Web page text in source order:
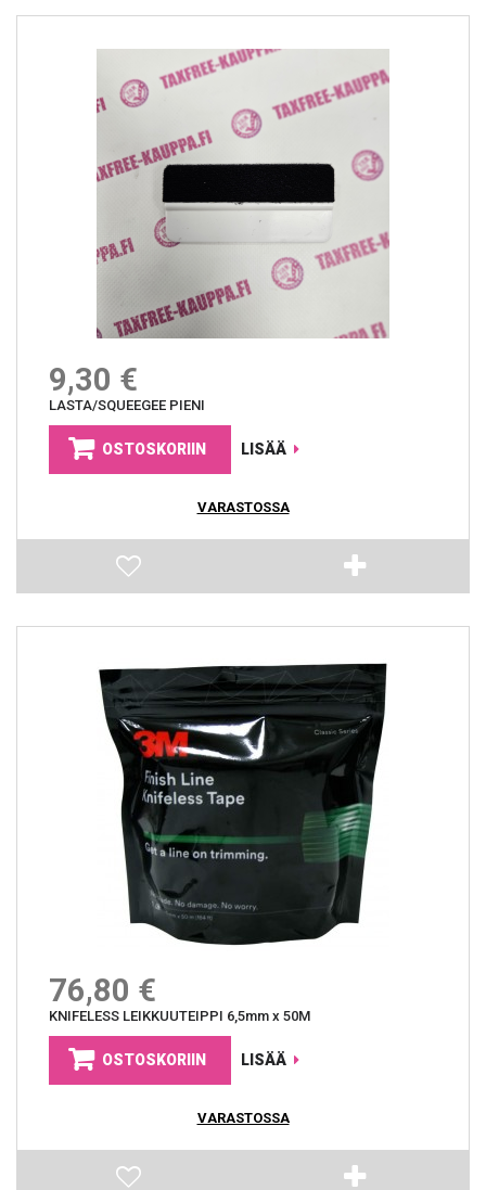
9,30 €
LASTA/SQUEEGEE PIENI
OSTOSKORIIN LISÄÄ
VARASTOSSA
76,80 €
KNIFELESS LEIKKUUTEIPPI 6,5mm x 50M
OSTOSKORIIN LISÄÄ
VARASTOSSA